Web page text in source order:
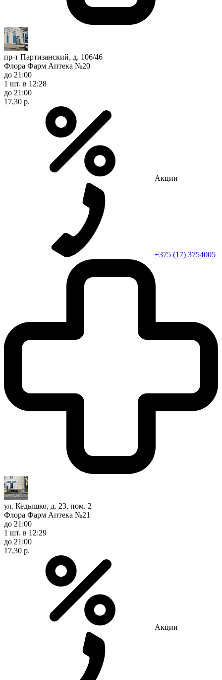
пр-т Партизанский, д. 106/46
Флора Фарм Аптека №20
до 21:00
1 шт. в 12:28
до 21:00
17,30 р.
Акции
+375 (17) 3754005
ул. Кедышко, д. 23, пом. 2
Флора Фарм Аптека №21
до 21:00
1 шт. в 12:29
до 21:00
17,30 р.
Акции